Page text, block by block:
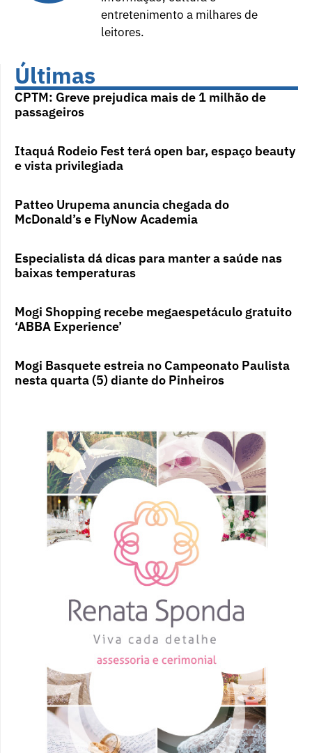
entretenimento a milhares de
leitores.
Últimas
CPTM: Greve prejudica mais de 1 milhão de
passageiros
Itaquá Rodeio Fest terá open bar, espaço beauty
e vista privilegiada
Patteo Urupema anuncia chegada do
McDonald’s e FlyNow Academia
Especialista dá dicas para manter a saúde nas
baixas temperaturas
Mogi Shopping recebe megaespetáculo gratuito
‘ABBA Experience’
Mogi Basquete estreia no Campeonato Paulista
nesta quarta (5) diante do Pinheiros